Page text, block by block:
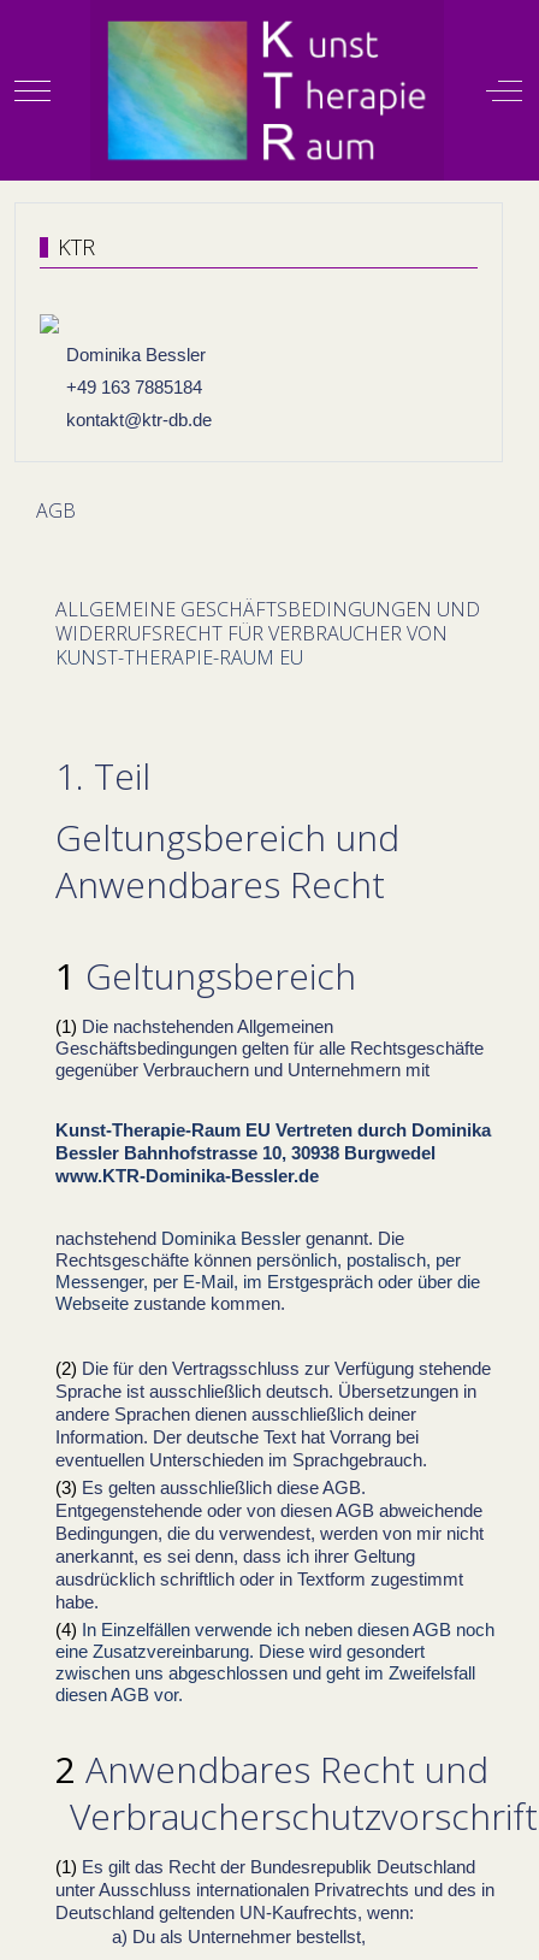
Mobile Menu Toggle
KTR
Dominika Bessler
+49 163 7885184
kontakt@ktr-db.de
AGB
ALLGEMEINE GESCHÄFTSBEDINGUNGEN UND
WIDERRUFSRECHT FÜR VERBRAUCHER VON
KUNST-THERAPIE-RAUM EU
1. Teil
Geltungsbereich und
Anwendbares Recht
Geltungsbereich
Die nachstehenden Allgemeinen
Geschäftsbedingungen gelten für alle Rechtsgeschäfte
gegenüber Verbrauchern und Unternehmern mit
Kunst-Therapie-Raum EU Vertreten durch Dominika
Bessler Bahnhofstrasse 10, 30938 Burgwedel
www.KTR-Dominika-Bessler.de
nachstehend Dominika Bessler genannt. Die
Rechtsgeschäfte können persönlich, postalisch, per
Messenger, per E-Mail, im Erstgespräch oder über die
Webseite zustande kommen.
Die für den Vertragsschluss zur Verfügung stehende
Sprache ist ausschließlich deutsch. Übersetzungen in
andere Sprachen dienen ausschließlich deiner
Information. Der deutsche Text hat Vorrang bei
eventuellen Unterschieden im Sprachgebrauch.
Es gelten ausschließlich diese AGB.
Entgegenstehende oder von diesen AGB abweichende
Bedingungen, die du verwendest, werden von mir nicht
anerkannt, es sei denn, dass ich ihrer Geltung
ausdrücklich schriftlich oder in Textform zugestimmt
habe.
In Einzelfällen verwende ich neben diesen AGB noch
eine Zusatzvereinbarung. Diese wird gesondert
zwischen uns abgeschlossen und geht im Zweifelsfall
diesen AGB vor.
Anwendbares Recht und
Es gilt das Recht der Bundesrepublik Deutschland
unter Ausschluss internationalen Privatrechts und des in
Deutschland geltenden UN-Kaufrechts, wenn:
Du als Unternehmer bestellst,